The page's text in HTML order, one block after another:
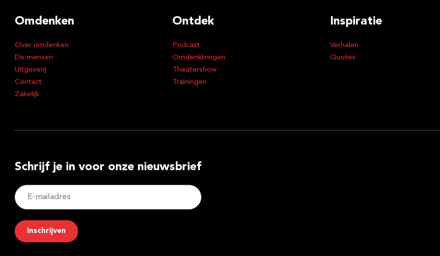
Omdenken
Over omdenken
De mensen
Uitgeverij
Contact
Zakelijk
Ontdek
Podcast
Omdenkkringen
Theatershow
Trainingen
Inspiratie
Verhalen
Quotes
Schrijf je in voor onze nieuwsbrief
E-
mailadres
Inschrijven